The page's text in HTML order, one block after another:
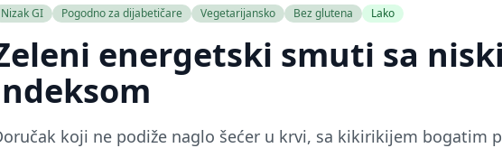
Nizak GI Pogodno za dijabetičare Vegetarijansko Bez glutena Lako
energetski smuti sa
koji ne podiže naglo šećer u krvi, sa kikirikijem bogatim